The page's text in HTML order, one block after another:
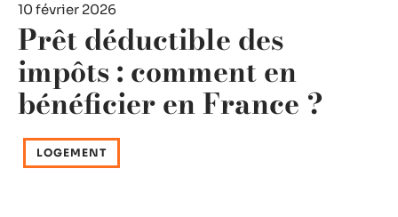
10 février 2026
Prêt déductible des
impôts : comment en
bénéficier en France ?
LOGEMENT